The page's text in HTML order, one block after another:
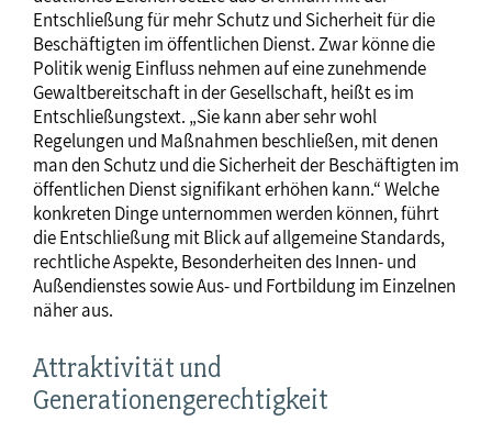
Entschließung für mehr Schutz und Sicherheit für die
Beschäftigten im öffentlichen Dienst. Zwar könne die
Politik wenig Einfluss nehmen auf eine zunehmende
Gewaltbereitschaft in der Gesellschaft, heißt es im
Entschließungstext. „Sie kann aber sehr wohl
Regelungen und Maßnahmen beschließen, mit denen
man den Schutz und die Sicherheit der Beschäftigten im
öffentlichen Dienst signifikant erhöhen kann.“ Welche
konkreten Dinge unternommen werden können, führt
die Entschließung mit Blick auf allgemeine Standards,
rechtliche Aspekte, Besonderheiten des Innen- und
Außendienstes sowie Aus- und Fortbildung im Einzelnen
näher aus.
Attraktivität und
Generationengerechtigkeit